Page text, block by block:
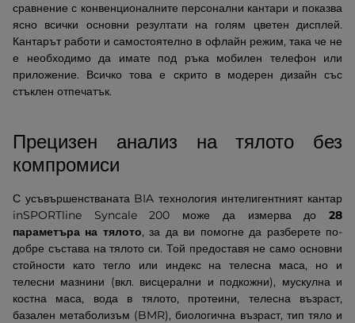
сравнение с конвенционалните персонални кантари и показва
ясно всички основни резултати на голям цветен дисплей.
Кантарът работи и самостоятелно в офлайн режим, така че не
е необходимо да имате под ръка мобилен телефон или
приложение. Всичко това е скрито в модерен дизайн със
стъклен отпечатък.
Прецизен анализ на тялото без
компромиси
С усъвършенстваната BIA технология интелигентният кантар
inSPORTline Syncale 200 може да измерва до 28
параметъра на тялото, за да ви помогне да разберете по-
добре състава на тялото си. Той предоставя не само основни
стойности като тегло или индекс на телесна маса, но и
телесни мазнини (вкл. висцерални и подкожни), мускулна и
костна маса, вода в тялото, протеини, телесна възраст,
базален метаболизъм (BMR), биологична възраст, тип тяло и